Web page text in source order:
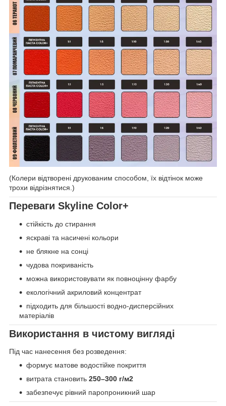
(Колери відтворені друкованим способом, їх відтінок може
трохи відрізнятися.)
Переваги Skyline Color+
стійкість до стирання
яскраві та насичені кольори
не блякне на сонці
чудова покриваність
можна використовувати як повноцінну фарбу
екологічний акриловий концентрат
підходить для більшості водно-дисперсійних
матеріалів
Використання в чистому вигляді
Під час нанесення без розведення:
формує матове водостійке покриття
витрата становить 250–300 г/м2
забезпечує рівний паропроникний шар